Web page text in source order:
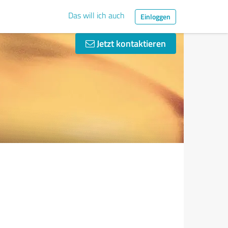
Das will ich auch Einloggen
Jetzt kontaktieren